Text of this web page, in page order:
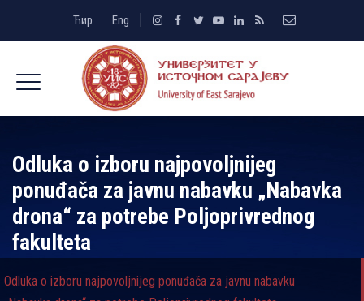
Ћир Eng
Odluka o izboru najpovoljnijeg
ponuđača za javnu nabavku „Nabavka
drona“ za potrebe Poljoprivrednog
fakulteta
Odluka o izboru najpovoljnijeg ponuđača za javnu nabavku